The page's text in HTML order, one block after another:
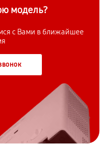
модель?
с Вами в ближайшее